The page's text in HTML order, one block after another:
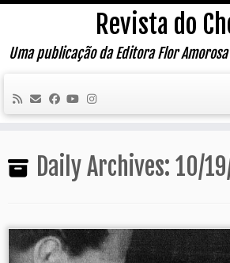
Skip
content
Revista do
Uma publicação da Editora Flor
Daily Archives: 10/